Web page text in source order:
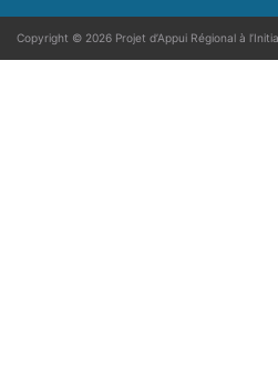
Copyright © 2026 Projet d’Appui Régional à